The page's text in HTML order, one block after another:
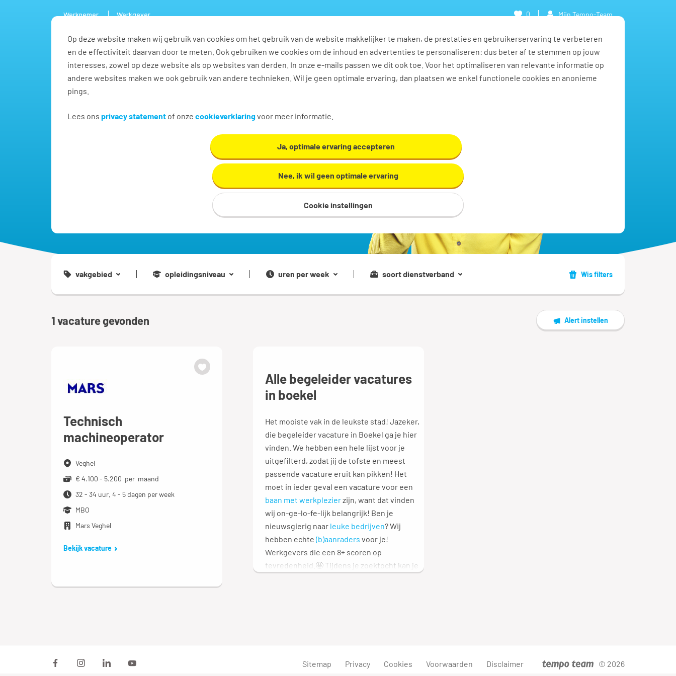
Op deze website maken wij gebruik van cookies om het gebruik van de website makkelijker te maken, de prestaties en gebruikerservaring te verbeteren
en de effectiviteit daarvan door te meten. Ook gebruiken we cookies om de inhoud en advertenties te personaliseren: dus beter af te stemmen op jouw
interesses, zowel op deze website als op websites van derden. In onze e-mails passen we dit ook toe. Voor het optimaliseren van relevante informatie op
andere websites maken we ook gebruik van andere technieken. Wil je geen optimale ervaring, dan plaatsen we enkel functionele cookies en anonieme
pings.
Lees ons privacy statement of onze cookieverklaringvoor meer informatie.
Ja, optimale ervaring accepteren
Nee, ik wil geen optimale ervaring
Cookie instellingen
Werknemer Werkgever
Vacatures Ontwikkel jezelf Werkplezier Contact
0 Mijn Tempo-Team
Begeleider vacatures in Boekel
Vind hier dé perfecte vacature voor Begeleider. Oh en... we helpen je graag een handje in Boekel!
vakgebied opleidingsniveau uren per week soort dienstverband Wis filters
1vacature gevonden Alert instellen
Technisch
machineoperator
Veghel
€ 4.100 - 5.200 per maand
32 - 34 uur, 4 - 5 dagen per week
MBO
Mars Veghel
Bekijk vacature
Alle begeleider vacatures
in boekel
Het mooiste vak in de leukste stad! Jazeker,
die begeleider vacature in Boekel ga je hier
vinden. We hebben een hele lijst voor je
uitgefilterd, zodat jij de tofste en meest
passende vacature eruit kan pikken! Het
moet in ieder geval een vacature voor een
baan met werkplezierzijn, want dat vinden
wij on-ge-lo-fe-lijk belangrijk! Ben je
nieuwsgierig naar leuke bedrijven? Wij
hebben echte(b)aanraders voor je!
Werkgevers die een 8+ scoren op
tevredenheid.🤩 Tijdens je zoektocht kan je
maar! 🔎
Zit die ene vacature er niet tussen? We
Sitemap Privacy Cookies Voorwaarden Disclaimer © 2026